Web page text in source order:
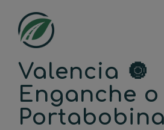
contenido
Valencia 🔘​
Enganche o